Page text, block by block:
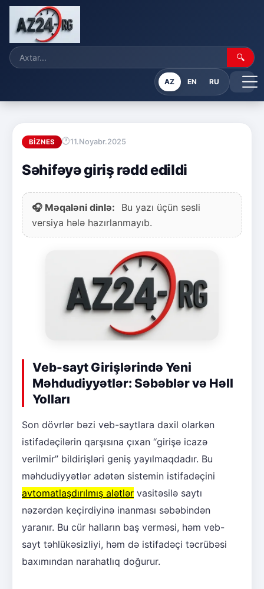
🔍
AZ EN RU
BIZNES 11.Noyabr.2025
Səhifəyə giriş rədd edildi
🎧 Məqaləni dinlə:
Bu yazı üçün səsli
versiya hələ hazırlanmayıb.
Veb-sayt Girişlərində Yeni
Məhdudiyyətlər: Səbəblər və Həll
Yolları
Son dövrlər bəzi veb-saytlara daxil olarkən
istifadəçilərin qarşısına çıxan “girişə icazə
verilmir” bildirişləri geniş yayılmaqdadır. Bu
məhdudiyyətlər adətən sistemin istifadəçini
avtomatlaşdırılmış alətlər vasitəsilə saytı
nəzərdən keçirdiyinə inanması səbəbindən
yaranır. Bu cür halların baş verməsi, həm veb-
sayt təhlükəsizliyi, həm də istifadəçi təcrübəsi
baxımından narahatlıq doğurur.